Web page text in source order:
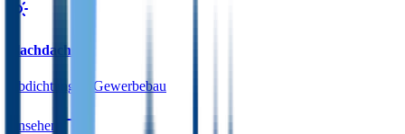
Flachdach
Abdichtung & Gewerbebau
Ansehen